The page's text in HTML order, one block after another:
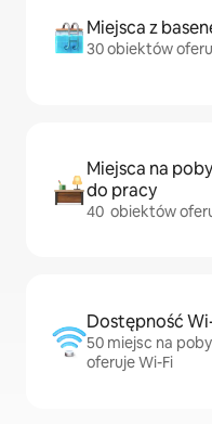
Miejsca z
30 obiektów
Miejsca na
do pracy
40 obiektów
Dostępność
50 miejsc na
oferuje Wi-Fi